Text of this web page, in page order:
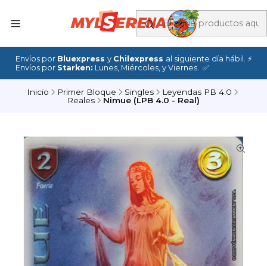
Envíos por Bluexpress y Chilexpress al siguiente día hábil. ⚡
Envíos por Starken: Lunes, Miércoles, y Viernes. ✅
Inicio Primer Bloque Singles
Leyendas PB 4.0
Reales
Nimue (LPB 4.0 - Real)